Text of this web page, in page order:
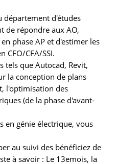
département d'études
de répondre aux AO,
phase AP et d'estimer les
CFO/CFA/SSI.
tels que Autocad, Revit,
la conception de plans
l'optimisation des
(de la phase d'avant-
en génie électrique, vous
au suivi des bénéficiez de
à savoir : Le 13emois, la